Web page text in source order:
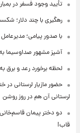
تأیید وجود فسفر در
رهگیری با چند دلار؛
با صدور پیامی؛
آشپز مشهور صداوسیما
لحظه برخورد رعد و برق
حضور مازیار لرستانی در
لرستانی آن هم در روز روشن
دو دختر پیمان
قاب!